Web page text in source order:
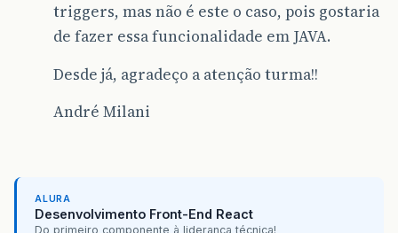
triggers, mas não é este o caso, pois gostaria
de fazer essa funcionalidade em JAVA.
Desde já, agradeço a atenção turma!!
André Milani
ALURA
Desenvolvimento Front-End React
Do primeiro componente à liderança técnica!